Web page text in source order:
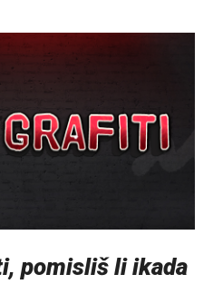
pomisliš li ikada